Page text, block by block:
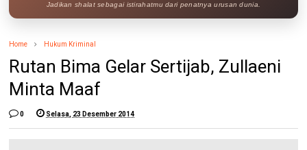
Jadikan shalat sebagai istirahatmu dari penatnya urusan dunia.
Home Hukum Kriminal
Rutan Bima Gelar Sertijab, Zullaeni
Minta Maaf
0 Selasa, 23 Desember 2014